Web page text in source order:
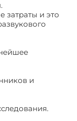
затраты и это
и